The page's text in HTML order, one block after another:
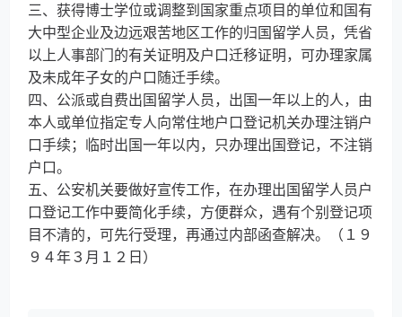
三、获得博士学位或调整到国家重点项目的单位和国有
大中型企业及边远艰苦地区工作的归国留学人员，凭省
以上人事部门的有关证明及户口迁移证明，可办理家属
及未成年子女的户口随迁手续。
四、公派或自费出国留学人员，出国一年以上的人，由
本人或单位指定专人向常住地户口登记机关办理注销户
口手续；临时出国一年以内，只办理出国登记，不注销
户口。
五、公安机关要做好宣传工作，在办理出国留学人员户
口登记工作中要简化手续，方便群众，遇有个别登记项
目不清的，可先行受理，再通过内部函查解决。（１９
９４年３月１２日）